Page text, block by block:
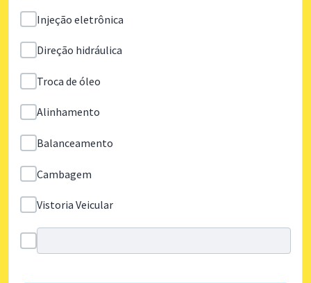
Injeção eletrônica
Direção hidráulica
Troca de óleo
Alinhamento
Balanceamento
Cambagem
Vistoria Veicular